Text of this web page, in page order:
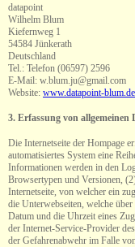
datapoint
Wilhelm Blum
Kiefernweg 1
54584 Jünkerath
Deutschland
Tel.: Telefon (06597) 2596
E-Mail: w.blum.ju@gmail.com
Website: www.datapoint-blum.de
3. Erfassung von
Die Internetseite der Hompage
automatisiertes System eine
Informationen werden in den
Browsertypen und Versionen,
Internetseite, von welcher ein
die Unterwebseiten, welche
Datum und die Uhrzeit eines
der Internet-Service-Provider
der Gefahrenabwehr im Falle